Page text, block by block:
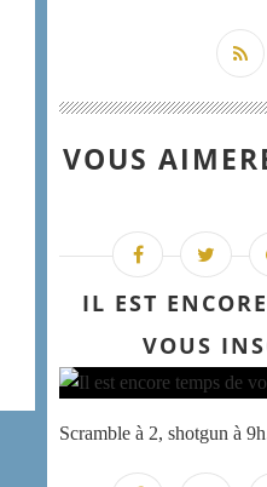
VOUS
IL EST
VOUS
Scramble à 2, shotgun à